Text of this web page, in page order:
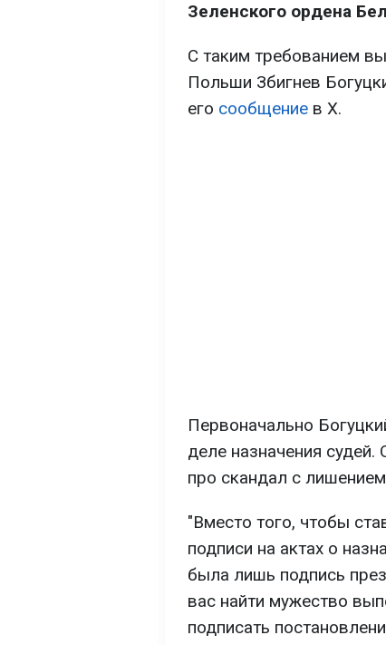
Зеленского ордена
С таким требованием
Польши Збигнев
его сообщение в X.
Первоначально
деле назначения
про скандал с
"Вместо того, чтобы
подписи на актах о
была лишь подпись
вас найти мужество
подписать